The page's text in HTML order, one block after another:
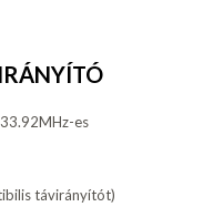
es
távirányítót)